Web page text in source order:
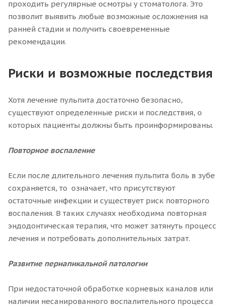
проходить регулярные осмотры у стоматолога. Это
позволит выявить любые возможные осложнения на
ранней стадии и получить своевременные
рекомендации.
Риски и возможные последствия
Хотя лечение пульпита достаточно безопасно,
существуют определенные риски и последствия, о
которых пациенты должны быть проинформированы.
Повторное воспаление
Если после длительного лечения пульпита боль в зубе
сохраняется, то означает, что присутствуют
остаточные инфекции и существует риск повторного
воспаления. В таких случаях необходима повторная
эндодонтическая терапия, что может затянуть процесс
лечения и потребовать дополнительных затрат.
Развитие периапикальной патологии
При недостаточной обработке корневых каналов или
наличии несанированного воспалительного процесса